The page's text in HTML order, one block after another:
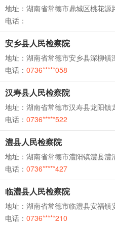
地址：湖南省常德市鼎城区桃花源
电话：
安乡县人民检察院
地址：湖南省常德市安乡县深柳镇
电话： 0736*****058
汉寿县人民检察院
地址：湖南省常德市汉寿县龙阳镇
电话： 0736*****522
澧县人民检察院
地址：湖南省常德市澧阳镇澧县澧
电话： 0736*****427
临澧县人民检察院
地址：湖南省常德市临澧县安福镇
电话： 0736*****210